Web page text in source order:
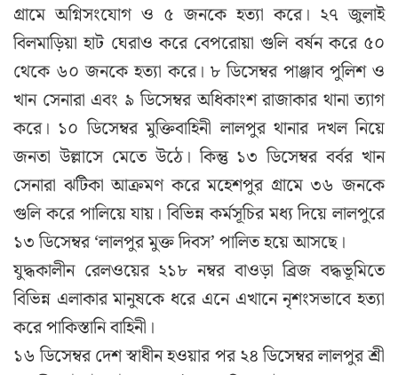
গ্রামে অগ্নিসংযোগ ও ৫ জনকে হত্যা করে। ২৭ জুলাই
বিলমাড়িয়া হাট ঘেরাও করে বেপরোয়া গুলি বর্ষন করে ৫০
থেকে ৬০ জনকে হত্যা করে। ৮ ডিসেম্বর পাঞ্জাব পুলিশ ও
খান সেনারা এবং ৯ ডিসেম্বর অধিকাংশ রাজাকার থানা ত্যাগ
করে। ১০ ডিসেম্বর মুক্তিবাহিনী লালপুর থানার দখল নিয়ে
জনতা উল্লাসে মেতে উঠে। কিন্তু ১৩ ডিসেম্বর বর্বর খান
সেনারা ঝটিকা আক্রমণ করে মহেশপুর গ্রামে ৩৬ জনকে
গুলি করে পালিয়ে যায়। বিভিন্ন কর্মসূচির মধ্য দিয়ে লালপুরে
১৩ ডিসেম্বর ‘লালপুর মুক্ত দিবস’ পালিত হয়ে আসছে।
যুদ্ধকালীন রেলওয়ের ২১৮ নম্বর বাওড়া ব্রিজ বদ্ধভূমিতে
বিভিন্ন এলাকার মানুষকে ধরে এনে এখানে নৃশংসভাবে হত্যা
করে পাকিস্তানি বাহিনী।
১৬ ডিসেম্বর দেশ স্বাধীন হওয়ার পর ২৪ ডিসেম্বর লালপুর শ্রী